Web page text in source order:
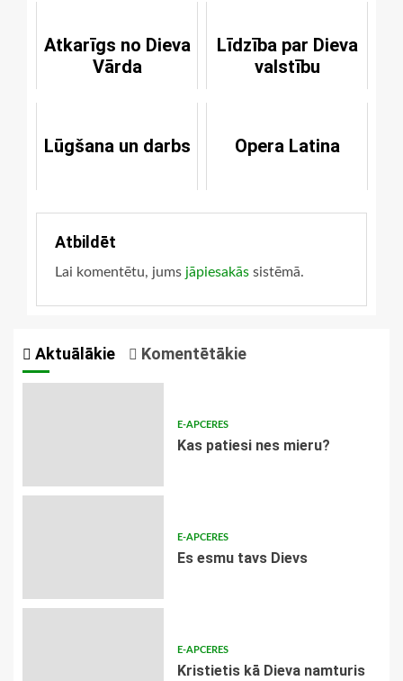
Atkarīgs no Dieva
Vārda
Līdzība par Dieva
valstību
Lūgšana un darbs Opera Latina
Atbildēt
Lai komentētu, jums jāpiesakās sistēmā.
Aktuālākie Komentētākie
E-APCERES
​Kas patiesi nes mieru?
E-APCERES
Es esmu tavs Dievs
E-APCERES
Kristietis kā Dieva namturis